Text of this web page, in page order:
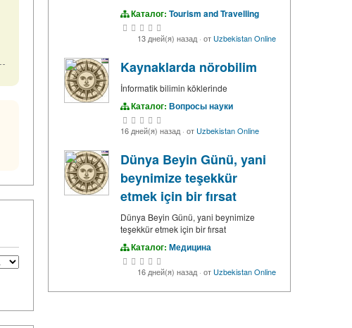
Каталог: Tourism and Travelling
13 дней(я) назад· от Uzbekistan Online
Kaynaklarda nörobilim
İnformatik bilimin köklerinde
Каталог: Вопросы науки
16 дней(я) назад· от Uzbekistan Online
Dünya Beyin Günü, yani
beynimize teşekkür
etmek için bir fırsat
Dünya Beyin Günü, yani beynimize
teşekkür etmek için bir fırsat
Каталог: Медицина
16 дней(я) назад· от Uzbekistan Online